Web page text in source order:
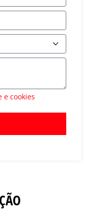
e cookies